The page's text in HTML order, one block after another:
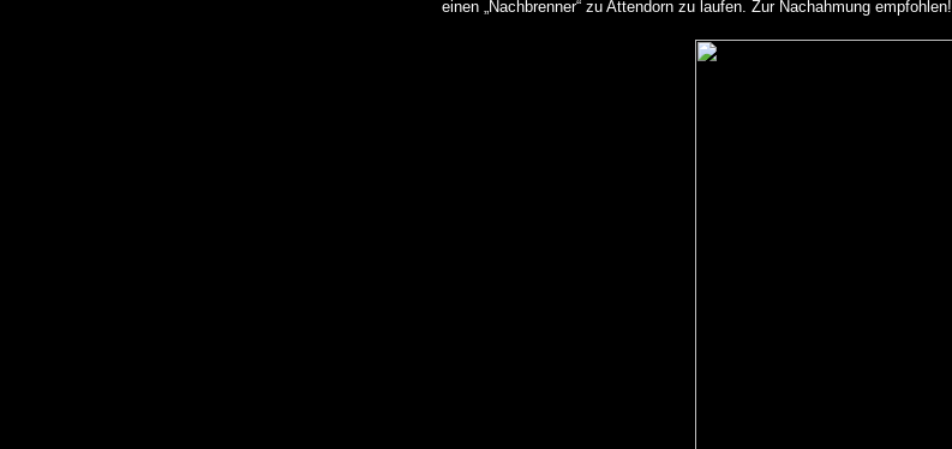
einen „Nachbrenner“ zu Attendorn zu laufen. Zur Nachahmung empfohlen!